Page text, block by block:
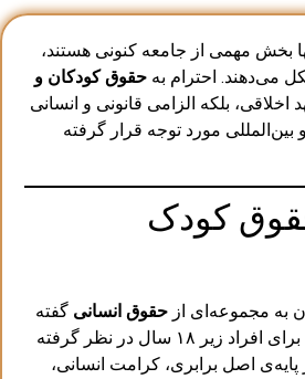
بخش مهمی از جامعه کنونی هستند،
می‌دهند. احترام به حقوق کودکان و
اخلاقی، بلکه الزامی قانونی و انسانی
مورد توجه قرار گرفته
کودک
به مجموعه‌ای از حقوق انسانی گفته
می‌شود که به‌طور ویژه برای افراد زیر ۱۸ سال در نظر گرفته
اصل برابری، کرامت انسانی،